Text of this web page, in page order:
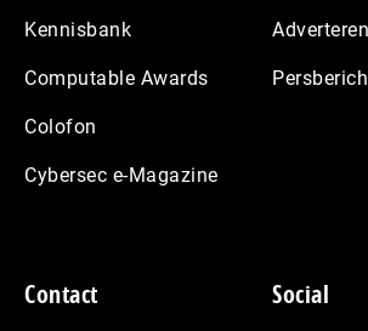
Kennisbank
Computable Awards
Colofon
Cybersec e-Magazine
Contact Social